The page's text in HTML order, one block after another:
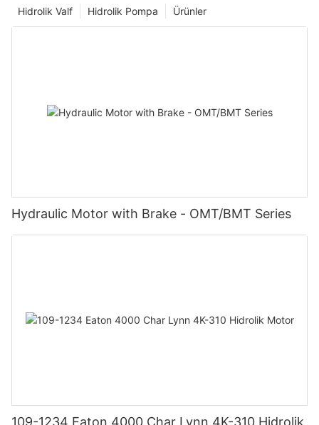
Ürünler
Hidrolik Pompa
Hidrolik Valf
Hydraulic Motor with Brake - OMT/BMT Series
109-1234 Eaton 4000 Char Lynn 4K-310 Hidrolik